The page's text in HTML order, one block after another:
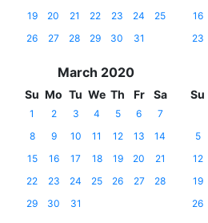
19
20 21 22 23 24
25
26
27 28 29 30 31
16
23
March 2020
Su Mo Tu We Th Fr Sa
1 2 3 4 5 6
7
8
9 10 11 12 13
14
15
16 17 18 19 20
21
22
23 24 25 26 27
28
29
30 31
Su
5
12
19
26